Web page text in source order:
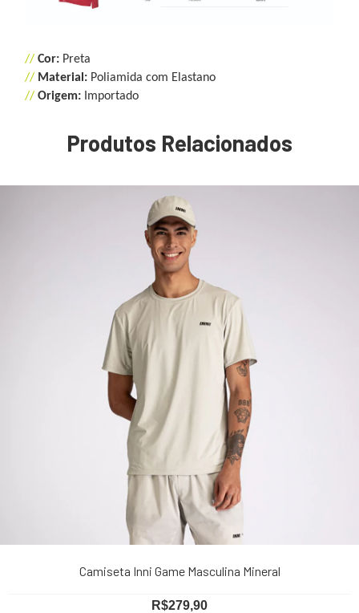
// Cor: Preta
// Material: Poliamida com Elastano
// Origem: Importado
Produtos Relacionados
Camiseta Inni Game Masculina Mineral
R$279,90